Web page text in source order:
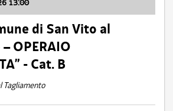
13:00
di San Vito al
OPERAIO
- Cat. B
Tagliamento